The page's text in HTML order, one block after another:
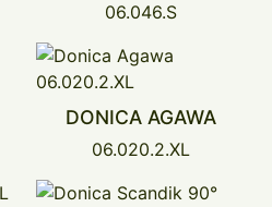
06.046.S
DONICA AGAWA
06.020.2.XL